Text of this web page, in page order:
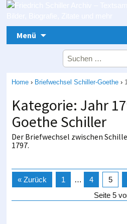
Menü
Suche nach:
Home › Briefwechsel Schiller-Goethe ›
Kategorie: Jahr
Goethe Schiller
Der Briefwechsel zwischen
1797.
« Zurück 1 … 4 5
Seite 5